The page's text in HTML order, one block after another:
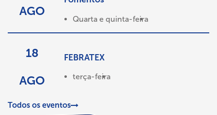
AGO
Quarta e quinta-feira
18
AGO
FEBRATEX
terça-feira
Todos os eventos